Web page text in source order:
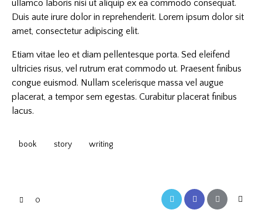
ullamco laboris nisi ut aliquip ex ea commodo consequat.
Duis aute irure dolor in reprehenderit. Lorem ipsum dolor sit
amet, consectetur adipiscing elit.
Etiam vitae leo et diam pellentesque porta. Sed eleifend
ultricies risus, vel rutrum erat commodo ut. Praesent finibus
congue euismod. Nullam scelerisque massa vel augue
placerat, a tempor sem egestas. Curabitur placerat finibus
lacus.
book story writing
0